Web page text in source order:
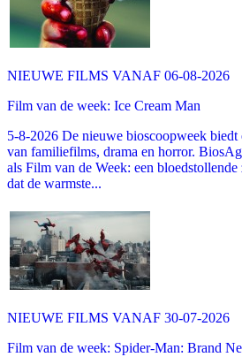
NIEUWE FILMS VANAF 06-08-2026
Film van de week: Ice Cream Man
5-8-2026 De nieuwe bioscoopweek biedt
van familiefilms, drama en horror.
als Film van de Week: een
dat de warmste...
NIEUWE FILMS VANAF 30-07-2026
Film van de week: Spider-Man: Brand